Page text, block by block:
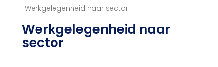
Werkgelegenheid naar sector
Werkgelegenheid naar
sector